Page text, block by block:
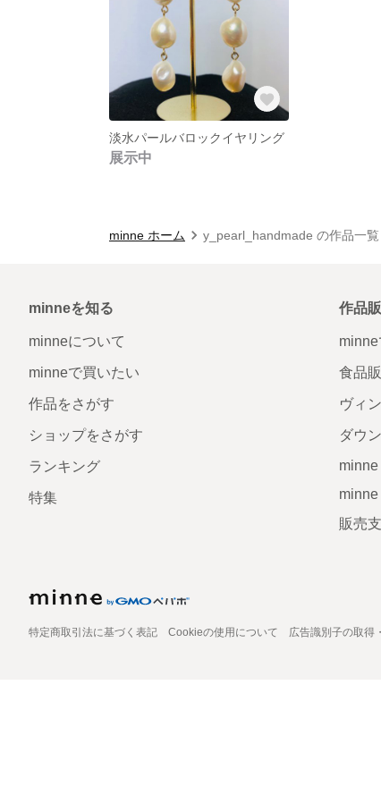
淡水パールバロックイヤリング
展示中
minne ホーム y_pearl_handmade の作品一覧
minneを知る
minneについて
minneで買いたい
作品をさがす
ショップをさがす
ランキング
特集
作品
食品
ヴィ
ダウ
販売
特定商取引法に基づく表記 Cookieの使用について 広告識別子の取得